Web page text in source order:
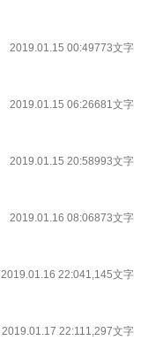
2019.01.15 00:49773文字
2019.01.15 06:26681文字
2019.01.15 20:58993文字
2019.01.16 08:06873文字
2019.01.16 22:041,145文字
2019.01.17 22:111,297文字